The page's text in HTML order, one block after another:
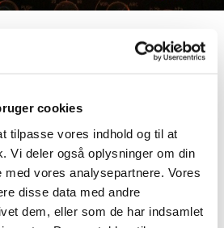
cookies
tilpasse vores indhold og til at
Vi deler også oplysninger om din
med vores analysepartnere. Vores
disse data med andre
dem, eller som de har indsamlet
Del
8.000 kr. for en pilot at få sit første
flyveledere også mødt af udsigten
, Bygge- og Boligstyrelsen den
til at kræve nye helbredsbeviser
der var blevet undersøgt på
skete oven på mistanken om, at